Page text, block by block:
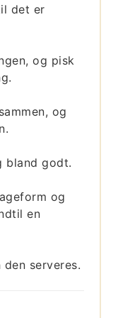
det er
og pisk
og
bland godt.
og
en
serveres.